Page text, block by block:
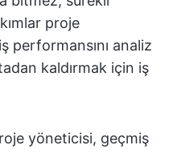
proje
performansını analiz
kaldırmak için iş
yöneticisi, geçmiş